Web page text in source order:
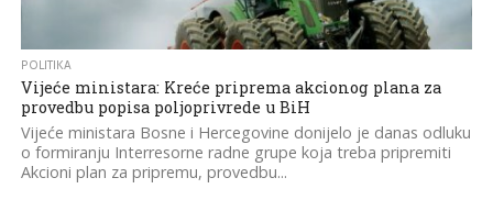
POLITIKA
Vijeće ministara: Kreće priprema akcionog plana za
provedbu popisa poljoprivrede u BiH
Vijeće ministara Bosne i Hercegovine donijelo je danas odluku
o formiranju Interresorne radne grupe koja treba pripremiti
Akcioni plan za pripremu, provedbu...